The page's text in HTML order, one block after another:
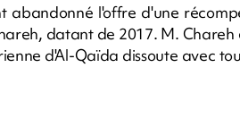
abandonné l'offre d'une
datant de 2017. M.
d'Al-Qaïda dissoute avec